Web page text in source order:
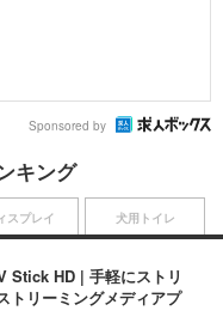
Sponsored by
キング
Stick HD | 手軽にストリ
トリーミングメディアプ
スプレイ 犬用トイレ